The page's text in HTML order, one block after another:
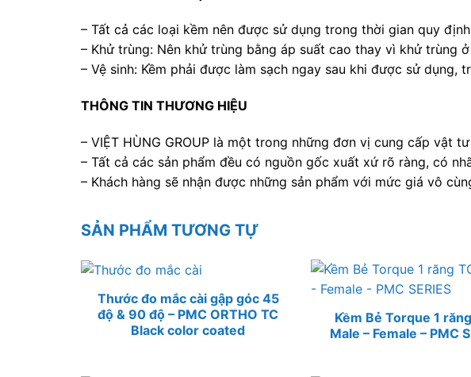
– Tất cả các loại kềm nên được sử dụng trong thời gian quy
– Khử trùng: Nên khử trùng bằng áp suất cao thay vì khử trùng
– Vệ sinh: Kềm phải được làm sạch ngay sau khi được sử dụng,
THÔNG TIN THƯƠNG HIỆU
– VIỆT HÙNG GROUP là một trong những đơn vị cung cấp vật
– Tất cả các sản phẩm đều có nguồn gốc xuất xứ rõ ràng, có
– Khách hàng sẽ nhận được những sản phẩm với mức giá vô
SẢN PHẨM TƯƠNG TỰ
Thước đo mắc cài gập góc 45
độ & 90 độ – PMC ORTHO TC
Black color coated
Kềm Bẻ Torque 1
Male – Female – PMC